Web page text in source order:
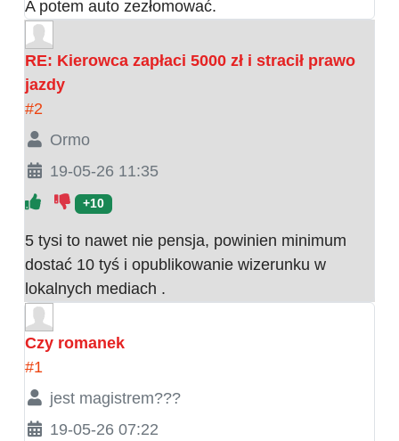
A potem auto zezłomować.
RE: Kierowca zapłaci 5000 zł i stracił prawo
jazdy
#2
Ormo
19-05-26 11:35
+10
5 tysi to nawet nie pensja, powinien minimum
dostać 10 tyś i opublikowanie wizerunku w
lokalnych mediach .
Czy romanek
#1
jest magistrem???
19-05-26 07:22